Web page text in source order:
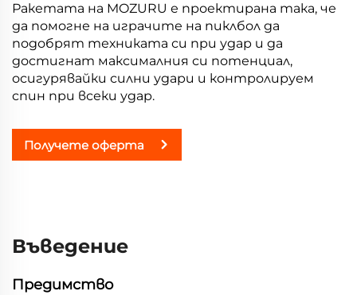
Ракетата на MOZURU е проектирана така, че
да помогне на играчите на пиклбол да
подобрят техниката си при удар и да
достигнат максималния си потенциал,
осигурявайки силни удари и контролируем
спин при всеки удар.
Получете оферта
Въведение
Предимство